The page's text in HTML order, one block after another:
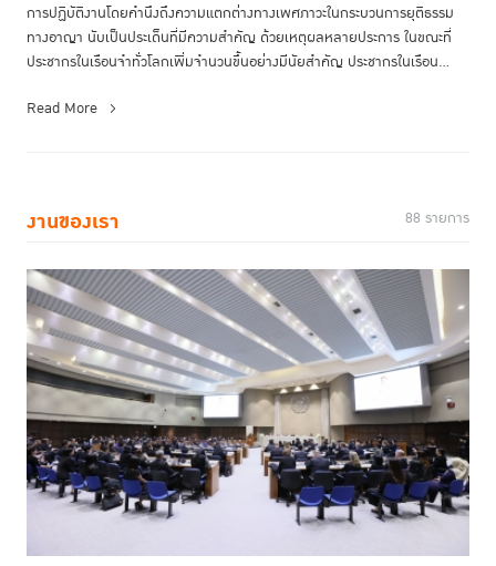
การปฏิบัติงานโดยคำนึงถึงความแตกต่างทางเพศภาวะในกระบวนการยุติธรรม
ทางอาญา นับเป็นประเด็นที่มีความสำคัญ ด้วยเหตุผลหลายประการ ในขณะที่
ประชากรในเรือนจำทั่วโลกเพิ่มจำนวนขึ้นอย่างมีนัยสำคัญ ประชากรในเรือน
Read More
งานของเรา 88 รายการ